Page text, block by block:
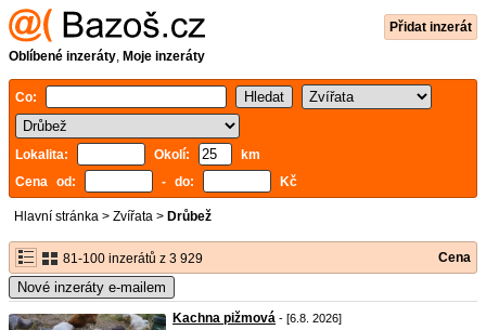
Přidat inzerát
Oblíbené inzeráty, Moje inzeráty
Co:
Lokalita: Okolí:
km
Cena od:
- do: Kč
Hlavní stránka > Zvířata > Drůbež
81-100 inzerátů z 3 929 Cena
Nové inzeráty e-mailem
Kachna pižmová - [6.8. 2026]